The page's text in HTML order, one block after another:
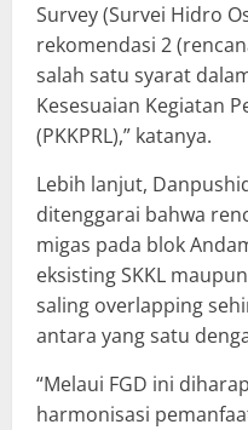
Survey (Survei Hidro
rekomendasi 2
salah satu syarat
Kesesuaian Kegiatan
(PKKPRL),” katanya.
Lebih lanjut,
ditenggarai bahwa
migas pada blok
eksisting SKKL
saling overlapping
antara yang satu
“Melaui FGD ini
harmonisasi